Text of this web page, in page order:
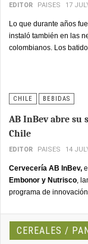
EDITOR PAISES 17
Lo que durante años
instaló también en las
colombianos. Los
necesidad de entrenar
CHILE BEBIDAS
AB InBev abre su
Chile
EDITOR PAISES 14
Cervecería AB InBev,
Embonor y Nutrisco ,
programa de
de tecnologías y
postulaciones estarán
CEREALES /